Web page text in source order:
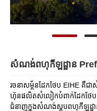
សំណង់ពហុកីឡដ្ឋាន
រចនាសម្ព័នដែកថែប EIHE គឺ
ហ៊ុនផលិតសំលៀកបំពាក់ដែកថែបនិ
ជំនាញក្នុងសំណង់ស្តូបពហុកីឡដ្ឋ